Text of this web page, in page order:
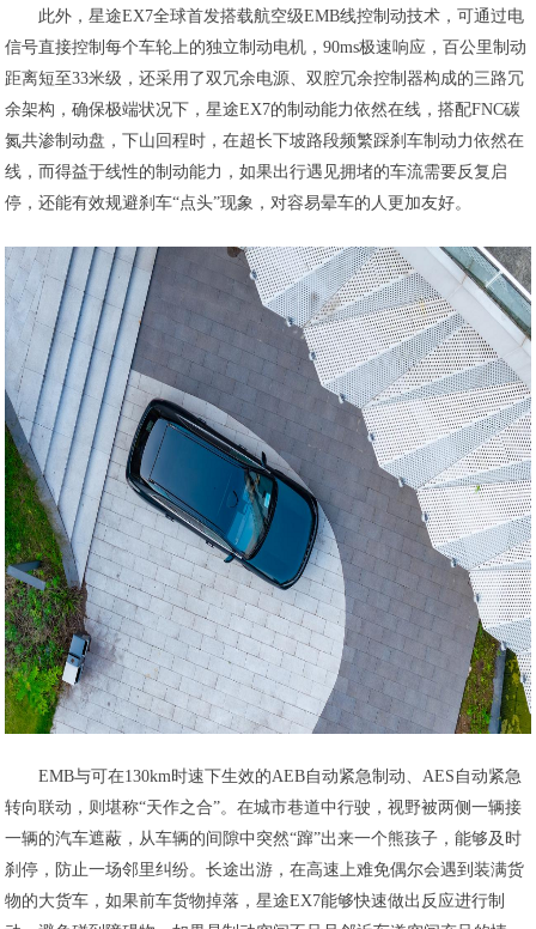
此外，星途EX7全球首发搭载航空级EMB线控制动技术，可通过电
信号直接控制每个车轮上的独立制动电机，90ms极速响应，百公里制动
距离短至33米级，还采用了双冗余电源、双腔冗余控制器构成的三路冗
余架构，确保极端状况下，星途EX7的制动能力依然在线，搭配FNC碳
氮共渗制动盘，下山回程时，在超长下坡路段频繁踩刹车制动力依然在
线，而得益于线性的制动能力，如果出行遇见拥堵的车流需要反复启
停，还能有效规避刹车“点头”现象，对容易晕车的人更加友好。
EMB与可在130km时速下生效的AEB自动紧急制动、AES自动紧急
转向联动，则堪称“天作之合”。在城市巷道中行驶，视野被两侧一辆接
一辆的汽车遮蔽，从车辆的间隙中突然“蹿”出来一个熊孩子，能够及时
刹停，防止一场邻里纠纷。长途出游，在高速上难免偶尔会遇到装满货
物的大货车，如果前车货物掉落，星途EX7能够快速做出反应进行制